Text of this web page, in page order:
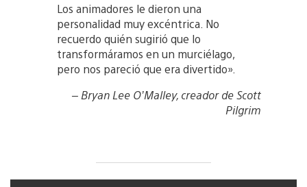
Los animadores le dieron una
personalidad muy excéntrica. No
recuerdo quién sugirió que lo
transformáramos en un murciélago,
pero nos pareció que era divertido».
– Bryan Lee O’Malley, creador de Scott
Pilgrim